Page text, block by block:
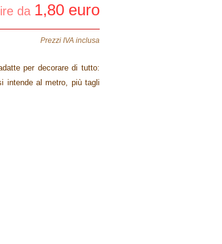
da 1,80 euro
Prezzi IVA inclusa
per decorare di tutto:
intende al metro, più tagli